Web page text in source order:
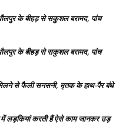
के बीहड़ से सकुशल बरामद, पांच
के बीहड़ से सकुशल बरामद, पांच
मिलने से फैली सनसनी, मृतक के हाथ-पैर बंधे
लड़कियां करती हैं ऐसे काम जानकर उड़